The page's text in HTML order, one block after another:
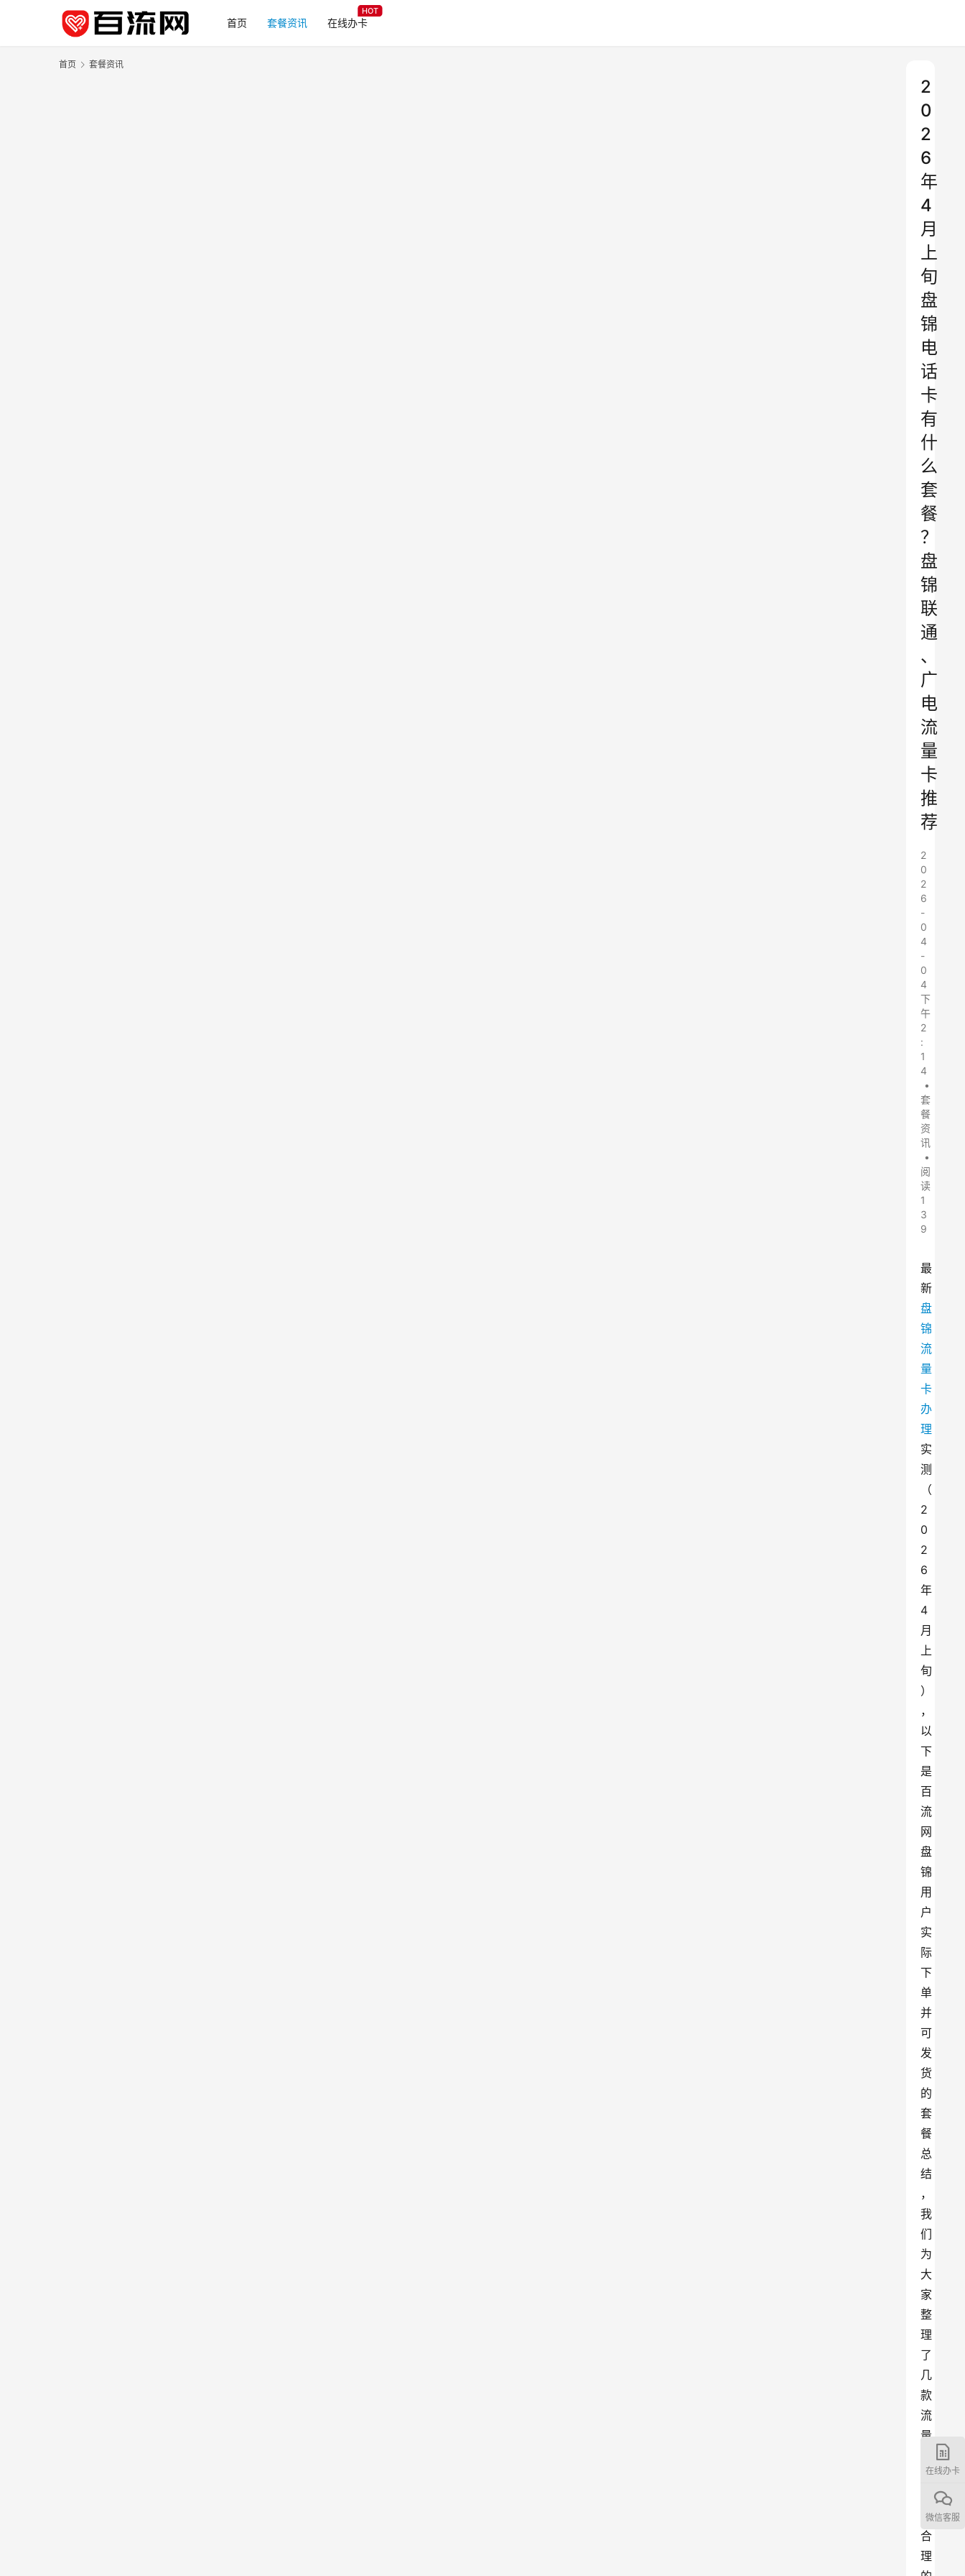
首页 套餐资讯 在线办卡
HOT
首页 套餐资讯
2
0
2
6
年
4
月
上
旬
盘
锦
电
话
卡
有
什
么
套
餐
？
盘
锦
联
通
、
广
电
流
量
卡
推
荐
2
0
2
6
-
0
4
-
0
4
下
午
2
:
1
4
•
套
餐
资
讯
•
阅
读
1
3
9
最
新
盘
锦
流
量
卡
办
理
实
测
（
2
0
2
6
年
4
月
上
旬
）
，
以
下
是
百
流
网
盘
锦
用
户
实
际
下
单
并
可
发
货
的
套
餐
总
结
，
我
们
为
大
家
整
理
了
几
款
流
量
且
格
合
理
在线办卡
微信客服